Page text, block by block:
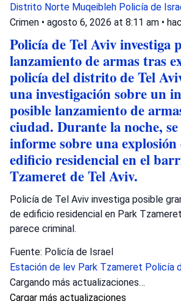
Distrito Norte Muqeibleh Policía de
Crimen • agosto 6, 2026 at 8:11 am •
Policía de Tel Aviv investiga
lanzamiento de armas tras
policía del distrito de Tel
una investigación sobre un
posible lanzamiento de
ciudad. Durante la noche,
informe sobre una
edificio residencial en el
Tzameret de Tel Aviv.
Policía de Tel Aviv investiga posible
de edificio residencial en Park
parece criminal.
Fuente: Policía de Israel
Estación de lev Park Tzameret Policía
Cargando más actualizaciones…
Cargar más actualizaciones